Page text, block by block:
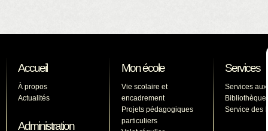
Accueil
À propos
Actualités
Administration
Mon école
Vie scolaire et
encadrement
Projets pédagogiques
particuliers
Services
Services
Bibliothèque
Service des